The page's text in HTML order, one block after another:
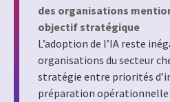
des organisations
objectif stratégique
L’adoption de l’IA reste
organisations du secteur
stratégie entre priorités
préparation opérationnelle